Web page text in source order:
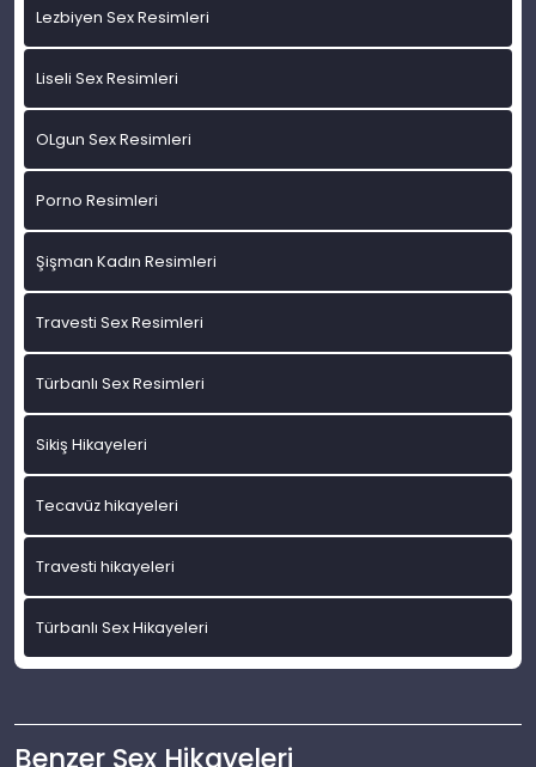
Lezbiyen Sex Resimleri
Liseli Sex Resimleri
OLgun Sex Resimleri
Porno Resimleri
Şişman Kadın Resimleri
Travesti Sex Resimleri
Türbanlı Sex Resimleri
Sikiş Hikayeleri
Tecavüz hikayeleri
Travesti hikayeleri
Türbanlı Sex Hikayeleri
Benzer Sex Hikayeleri